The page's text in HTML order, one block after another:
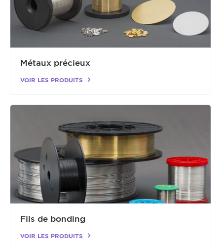
Métaux précieux
VOIR LES PRODUITS
Fils de bonding
VOIR LES PRODUITS